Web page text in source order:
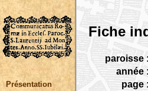
Présentation
Fiche
paroisse :
année :
page :